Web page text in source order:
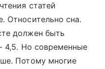
статей
Относительно сна.
должен быть
4,5. Но современные
Потому многие